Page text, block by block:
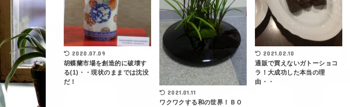
2020.07.09
胡蝶蘭市場を創造的に破壊す
る(1)・・現状のままでは沈没
だ！
2021.01.11
ワクワクする和の世界！ＢＯ
2021.02.10
通販で買えないガトーショコ
ラ！大成功した本当の理
由・・